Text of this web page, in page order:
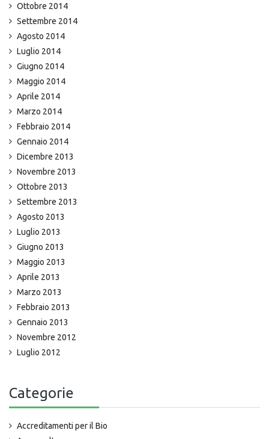
Ottobre 2014
Settembre 2014
Agosto 2014
Luglio 2014
Giugno 2014
Maggio 2014
Aprile 2014
Marzo 2014
Febbraio 2014
Gennaio 2014
Dicembre 2013
Novembre 2013
Ottobre 2013
Settembre 2013
Agosto 2013
Luglio 2013
Giugno 2013
Maggio 2013
Aprile 2013
Marzo 2013
Febbraio 2013
Gennaio 2013
Novembre 2012
Luglio 2012
Categorie
Accreditamenti per il Bio